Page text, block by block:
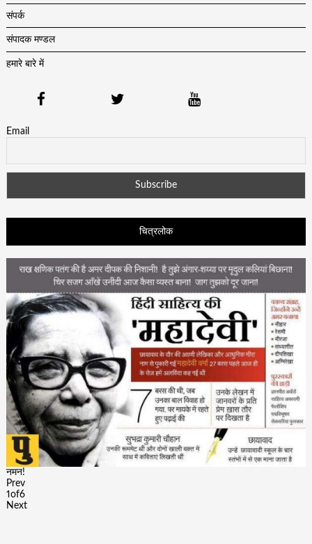
संपर्क
संपादक मण्डल
हमारे बारे में
Email
चित्रलोक
नमन!
Prev
1 of6
Next